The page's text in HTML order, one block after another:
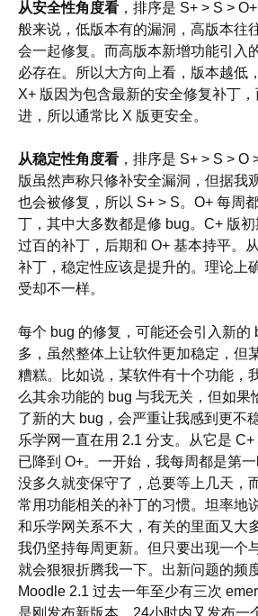
从安全性角度看 ，排序是 S+ > S >
般来说，低版本有的漏洞，高版本往
会一起修复。而高版本新增功能引入
必存在。所以大方向上看，版本越低
X+ 版因为包含最新的安全修复补丁
进，所以通常比 X 版更安全。
从稳定性角度看 ，排序是 S+ > S > O
版虽然声称只修补安全漏洞，但据我
也会被修复，所以 S+ > S。O+ 每周
丁，其中大多数都是修 bug。C+ 版
过百的补丁，后期和 O+ 基本持平。
补丁，稳定性应该是提升的。理论上
受却不一样。
每个 bug 的修复，可能还会引入新的
多，虽然整体上让软件更加稳定，但
糟糕。比如说，某软件有十个功能，
么其余功能的 bug 与我无关，但如果
了新的大 bug，会严重让我感到更不
乐学网一直在用 2.1 分支。从它是
已降到 O+。一开始，我每周都是第
没多久就变保守了，总要等上几天，
常用功能相关的补丁的习惯。坦率地
和乐学网关系不大，有关的里面又大
我仍坚持每周更新。但只要出现一个
就会狠狠折腾我一下。出新问题的频
Moodle 2.1 过去一年至少有三次
是刚发布新版本，24小时内又发布一